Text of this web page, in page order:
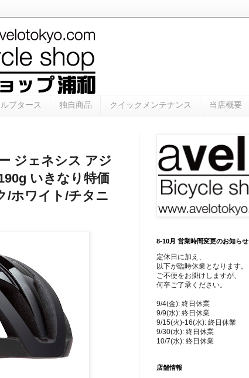
プタース 独自商品 クイックメンテナンス 当店概要
ジェネシス アジ
いきなり特価
/ホワイト/チタニ
8-10月 営業時間変更のお知らせ
定休日に加え、
以下が臨時休業となります。
ご不便をお掛けしますが、
何卒ご了承ください。
9/4(金): 終日休業
9/9(水): 終日休業
9/15(火)-16(水): 終日休業
9/30(水): 終日休業
10/7(水): 終日休業
店舗情報